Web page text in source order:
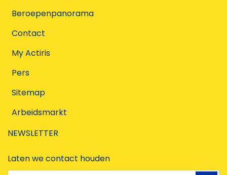
Beroepenpanorama
Contact
My Actiris
Pers
Sitemap
Arbeidsmarkt
NEWSLETTER
Laten we contact houden